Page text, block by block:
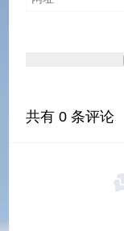
    }
共有0 条评论